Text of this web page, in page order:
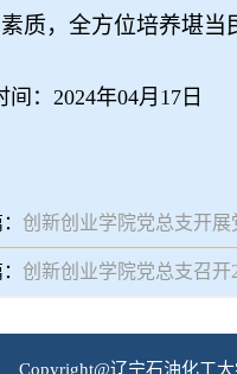
质，全方位培养堪当
间：2024年04月17日
创新创业学院党总支开
创新创业学院党总支召
Copyright@辽宁石油化工